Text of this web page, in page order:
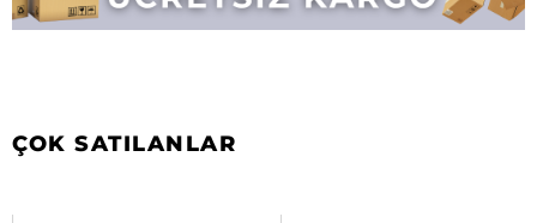
ÇOK SATILANLAR